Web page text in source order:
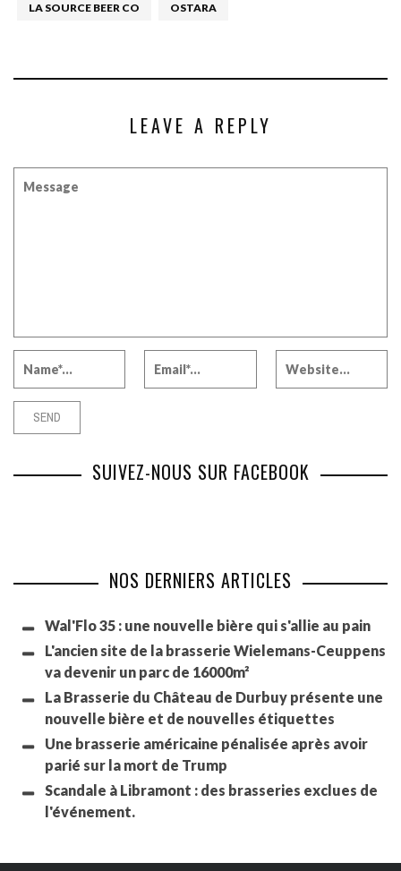
LA SOURCE BEER CO OSTARA
LEAVE A REPLY
SUIVEZ-NOUS SUR FACEBOOK
NOS DERNIERS ARTICLES
Wal'Flo 35 : une nouvelle bière qui s'allie au pain
L'ancien site de la brasserie Wielemans-Ceuppens
va devenir un parc de 16000m²
La Brasserie du Château de Durbuy présente une
nouvelle bière et de nouvelles étiquettes
Une brasserie américaine pénalisée après avoir
parié sur la mort de Trump
Scandale à Libramont : des brasseries exclues de
l'événement.